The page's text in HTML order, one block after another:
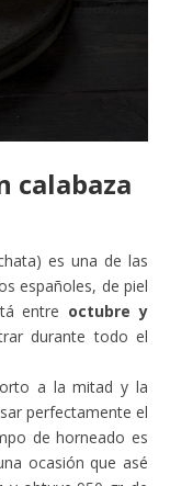
calabaza
es una de las
españoles, de piel
entre octubre y
durante todo el
a la mitad y la
perfectamente el
de horneado es
ocasión que asé